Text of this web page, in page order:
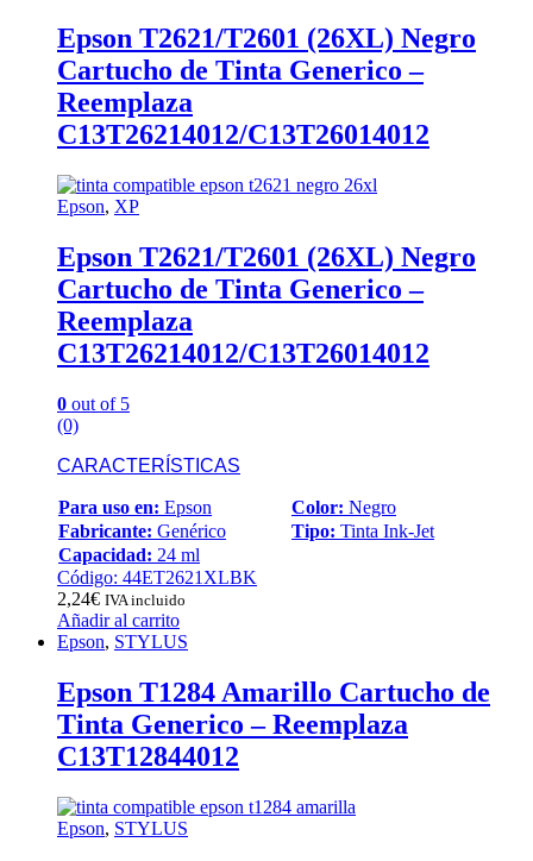
Epson T2621/T2601 (26XL) Negro
Cartucho de Tinta Generico –
Reemplaza
C13T26214012/C13T26014012
Epson, XP
Epson T2621/T2601 (26XL) Negro
Cartucho de Tinta Generico –
Reemplaza
C13T26214012/C13T26014012
0 out of 5
(0)
CARACTERÍSTICAS
Para uso en: Epson Color: Negro
Fabricante: Genérico Tipo: Tinta Ink-Jet
Capacidad: 24 ml
Código: 44ET2621XLBK
2,24€ IVA incluido
Añadir al carrito
Epson, STYLUS
Epson T1284 Amarillo Cartucho de
Tinta Generico – Reemplaza
C13T12844012
Epson, STYLUS